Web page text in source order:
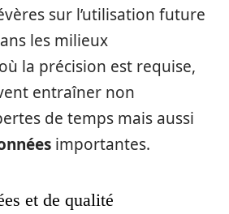
sur l’utilisation future
les milieux
la précision est requise,
entraîner non
de temps mais aussi
importantes.
et de qualité